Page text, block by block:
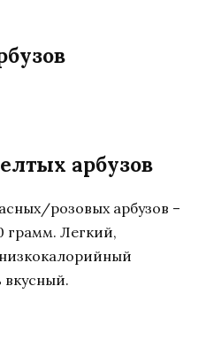
арбузов
розовых арбузов –
грамм. Легкий,
вкусный.